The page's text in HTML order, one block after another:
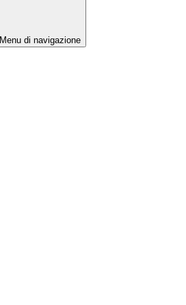
Menu di navigazione